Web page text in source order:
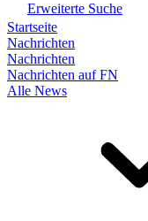
Erweiterte Suche
Startseite
Nachrichten
Nachrichten
Nachrichten auf FN
Alle News